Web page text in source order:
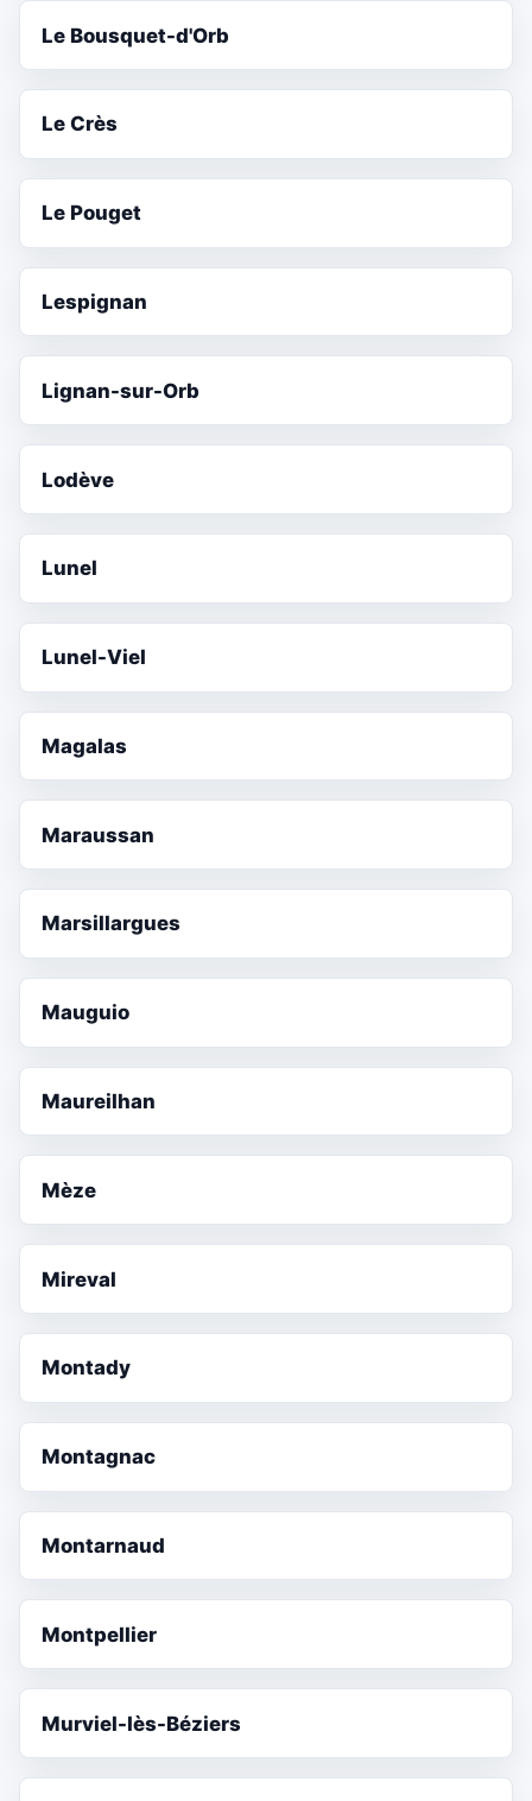
Le Bousquet-d'Orb
Le Crès
Le Pouget
Lespignan
Lignan-sur-Orb
Lodève
Lunel
Lunel-Viel
Magalas
Maraussan
Marsillargues
Mauguio
Maureilhan
Mèze
Mireval
Montady
Montagnac
Montarnaud
Montpellier
Murviel-lès-Béziers